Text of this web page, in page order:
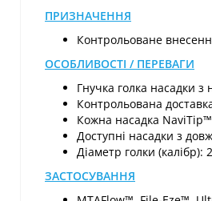
ПРИЗНАЧЕННЯ
Контрольоване
ОСОБЛИВОСТІ / ПЕРЕВАГИ
Гнучка голка насадки
Контрольована
Кожна насадка
Доступні насадки з
Діаметр голки (калібр):
ЗАСТОСУВАННЯ